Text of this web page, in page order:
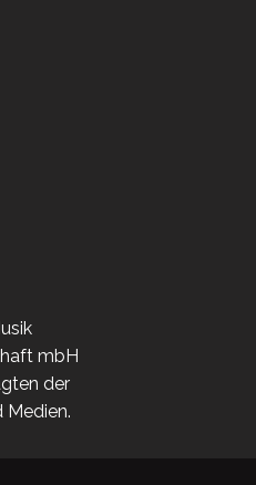
mbH
der
Medien.